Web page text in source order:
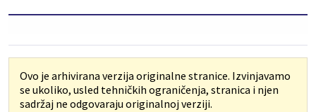
Ovo je arhivirana verzija originalne stranice. Izvinjavamo
se ukoliko, usled tehničkih ograničenja, stranica i njen
sadržaj ne odgovaraju originalnoj verziji.